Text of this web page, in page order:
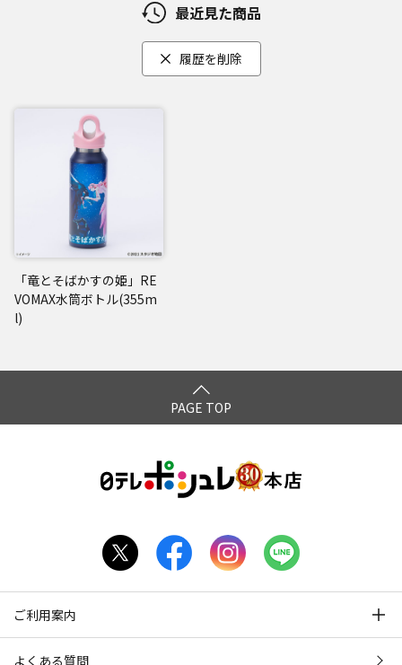
最近見た商品
履歴を削除
「竜とそばかすの姫」RE
VOMAX水筒ボトル(355m
l)
PAGE TOP
ご利用案内
よくある質問